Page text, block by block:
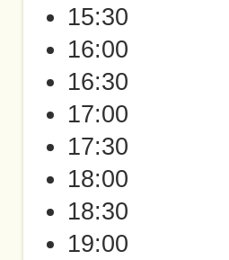
15:30
16:00
16:30
17:00
17:30
18:00
18:30
19:00